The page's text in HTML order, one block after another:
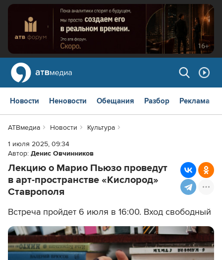
Новости Неновости Обещания Разбор Реклама
АТВмедиа Новости
Культура
1 июля 2025, 09:34
Автор: Денис Овчинников
Лекцию о Марио Пьюзо проведут
в арт-пространстве «Кислород»
Ставрополя
Встреча пройдет 6 июля в 16:00. Вход свободный